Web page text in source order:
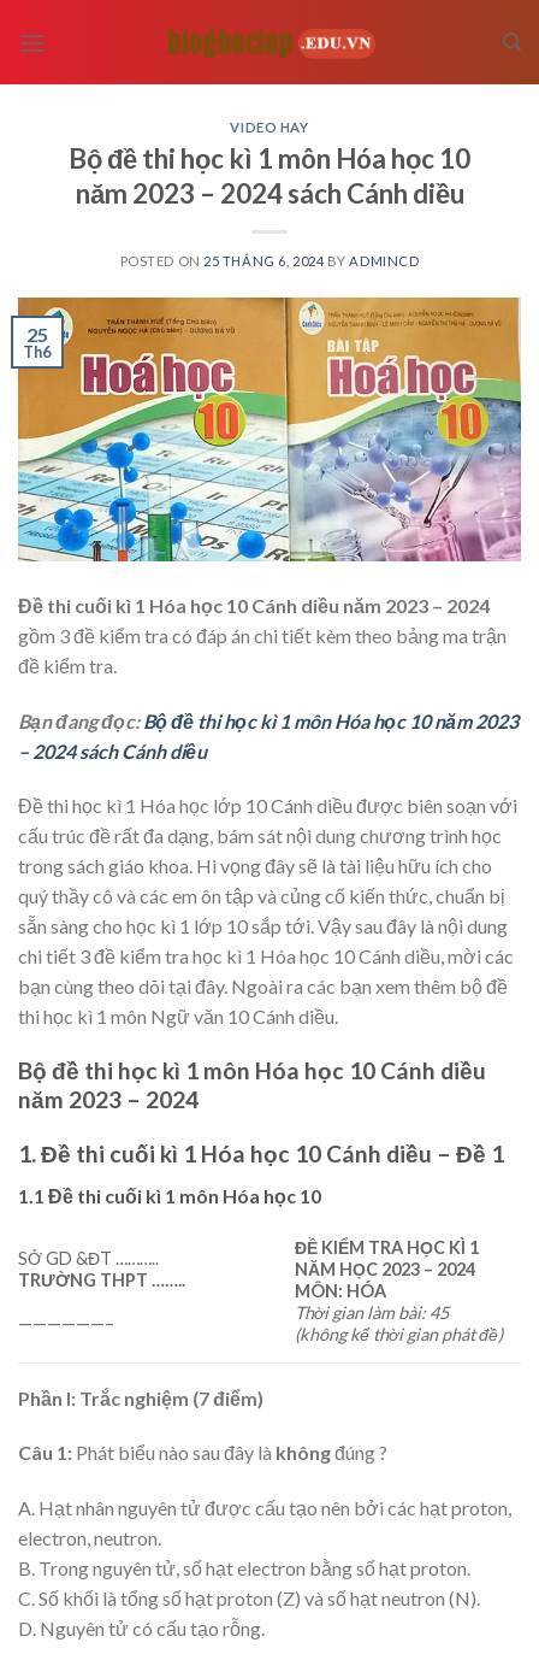
VIDEO HAY
Bộ đề thi học kì 1 môn Hóa học 10
năm 2023 – 2024 sách Cánh diều
POSTED ON 25 THÁNG 6, 2024 BY ADMINCD
25
Th6
Đề thi cuối kì 1 Hóa học 10 Cánh diều năm 2023 – 2024
gồm 3 đề kiểm tra có đáp án chi tiết kèm theo bảng ma trận
đề kiểm tra.
Bạn đang đọc:Bộ đề thi học kì 1 môn Hóa học 10 năm 2023
– 2024 sách Cánh diều
Đề thi học kì 1 Hóa học lớp 10 Cánh diều được biên soạn với
cấu trúc đề rất đa dạng, bám sát nội dung chương trình học
trong sách giáo khoa. Hi vọng đây sẽ là tài liệu hữu ích cho
quý thầy cô và các em ôn tập và củng cố kiến thức, chuẩn bị
sẵn sàng cho học kì 1 lớp 10 sắp tới. Vậy sau đây là nội dung
chi tiết 3 đề kiểm tra học kì 1 Hóa học 10 Cánh diều, mời các
bạn cùng theo dõi tại đây. Ngoài ra các bạn xem thêm bộ đề
thi học kì 1 môn Ngữ văn 10 Cánh diều.
Bộ đề thi học kì 1 môn Hóa học 10 Cánh diều
năm 2023 – 2024
1. Đề thi cuối kì 1 Hóa học 10 Cánh diều – Đề 1
1.1 Đề thi cuối kì 1 môn Hóa học 10
SỞ GD &ĐT ………..
TRƯỜNG THPT ……..
——————–
ĐỀ KIỂM TRA HỌC KÌ 1
NĂM HỌC 2023 – 2024
MÔN: HÓA
Thời gian làm bài: 45
(không kể thời gian phát đề)
Phần I: Trắc nghiệm (7 điểm)
Câu 1: Phát biểu nào sau đây là khôngđúng ?
A. Hạt nhân nguyên tử được cấu tạo nên bởi các hạt proton,
electron, neutron.
B. Trong nguyên tử, số hạt electron bằng số hạt proton.
C. Số khối là tổng số hạt proton (Z) và số hạt neutron (N).
D. Nguyên tử có cấu tạo rỗng.